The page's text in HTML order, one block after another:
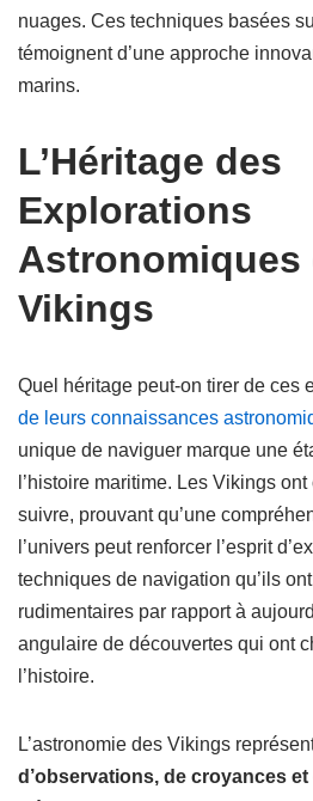
nuages. Ces techniques basées
témoignent d’une approche
marins.
L’Héritage des
Explorations
Astronomiques
Vikings
Quel héritage peut-on tirer de ces
de leurs connaissances
unique de naviguer marque une
l’histoire maritime. Les Vikings
suivre, prouvant qu’une
l’univers peut renforcer l’esprit
techniques de navigation qu’ils
rudimentaires par rapport à
angulaire de découvertes qui ont
l’histoire.
L’astronomie des Vikings
d’observations, de croyances